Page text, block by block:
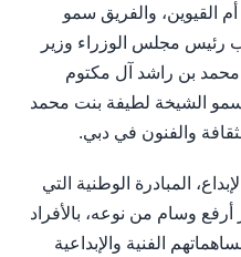
القيوين، والفريق سمو
رئيس مجلس الوزراء وزير
محمد بن راشد آل مكتوم
وسمو الشيخة لطيفة بنت محمد
والفنون في دبي.
المبادرة الوطنية التي
أرفع وسام من نوعه، بالأفراد
الفنية والإبداعية